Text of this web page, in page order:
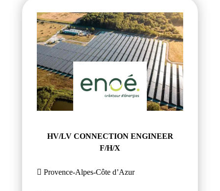
HV/LV CONNECTION ENGINEER
F/H/X
Provence-Alpes-Côte d’Azur